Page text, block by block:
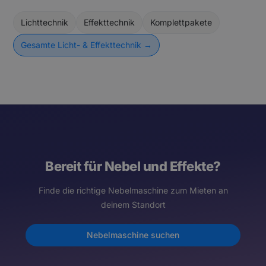
Lichttechnik Effekttechnik Komplettpakete
Gesamte Licht- & Effekttechnik →
Bereit für Nebel und Effekte?
Finde die richtige Nebelmaschine zum Mieten an
deinem Standort
Nebelmaschine suchen